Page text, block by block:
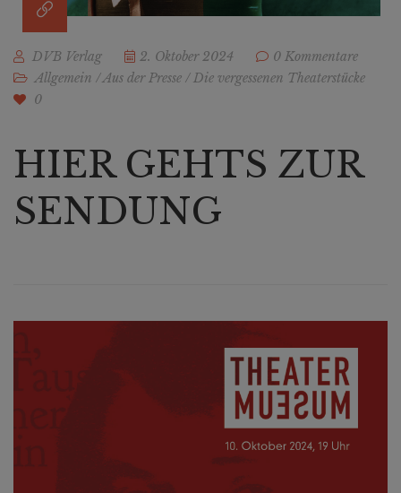
DVB Verlag 2. Oktober 2024
0 Kommentare
Allgemein /Aus der Presse /Die vergessenen Theaterstücke
0
HIER GEHTS ZUR
SENDUNG